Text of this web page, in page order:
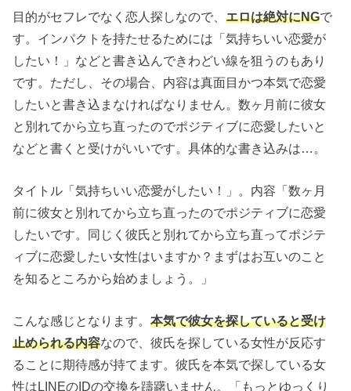
目的がセフレでなく恋人探しなので、エロは絶対にNGで
す。インパクトを持たせるためには「気持ちいい恋愛が
したい！」などと書き込んできわどい線を狙うのもあり
です。ただし、その場合、内容は真面目かつ本気で恋愛
したいと書き込まなければなりません。数ヶ月前に彼女
と別れてから立ち直ったのでポジティブに恋愛したいと
などと書くと受けがいいです。具体的な書き込みは…。
タイトル「気持ちいい恋愛がしたい！」。内容「数ヶ月
前に彼女と別れてから立ち直ったのでポジティブに恋愛
したいです。同じく彼氏と別れてから立ち直ってポジテ
ィブに恋愛したい女性はいますか？まずはお互いのこと
を知るところから始めましょう。」
こんな感じとなります。本気で彼女を探していると受け
止められる内容なので、彼氏を探している女性が反応す
ることに期待感が持てます。彼氏を本気で探している女
性はLINEのIDの交換を躊躇いません。「もっとゆっくり